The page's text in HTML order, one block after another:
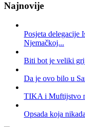
Najnovije
Posjeta delegacije
Njemačkoj...
Biti bot je veliki
Da je ovo bilo u
TIKA i Muftijstvo
Opsada koja